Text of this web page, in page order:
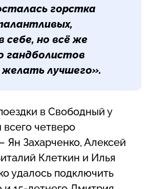
горстка
себе, но всё же
гандболистов
лучшего».
в Свободный у
четверо
Ян Захарченко, Алексей
Клеткин и Илья
удалось подключить